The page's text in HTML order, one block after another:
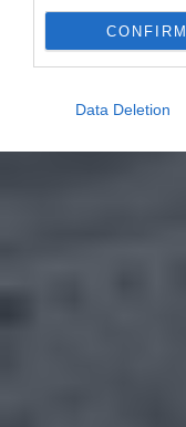
CONFIRM
Data Deletion